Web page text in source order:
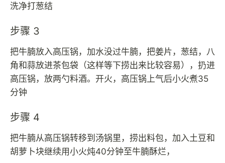
洗净打葱结
步骤 3
把牛腩放入高压锅，加水没过牛腩，把姜片，葱结，八
角和蒜放进茶包袋（这样等下捞出来比较容易），扔进
高压锅，放两勺料酒。开火，高压锅上气后小火煮35
分钟
步骤 4
把牛腩从高压锅转移到汤锅里，捞出料包，加入土豆和
胡萝卜块继续用小火炖40分钟至牛腩酥烂，